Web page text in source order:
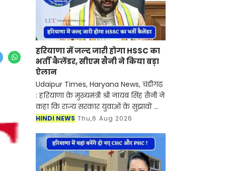
हरियाणा में जल्द जारी होगा HSSC का
भर्ती कैलेंडर, सीएम सैनी ने किया बड़ा
ऐलान
Udaipur Times, Haryana News, चंडीगढ़
: हरियाणा के मुख्यमंत्री श्री नायब सिंह सैनी ने
कहा कि राज्य सरकार युवाओं के सुझावों को
गंभीरता से लेकर भर्ती प्रक्रिया को अधिक
HINDI NEWS Thu,6 Aug 2026